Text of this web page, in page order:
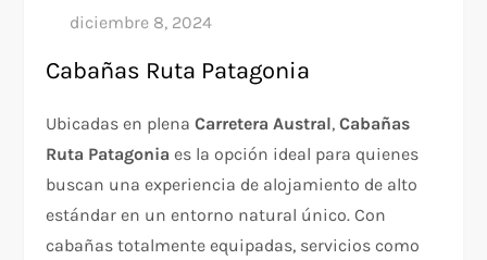
Cabañas Ruta Patagonia
Ubicadas en plenaCarretera Austral,Cabañas
Ruta Patagonia es la opción ideal para quienes
buscan una experiencia de alojamiento de alto
estándar en un entorno natural único. Con
cabañas totalmente equipadas, servicios como